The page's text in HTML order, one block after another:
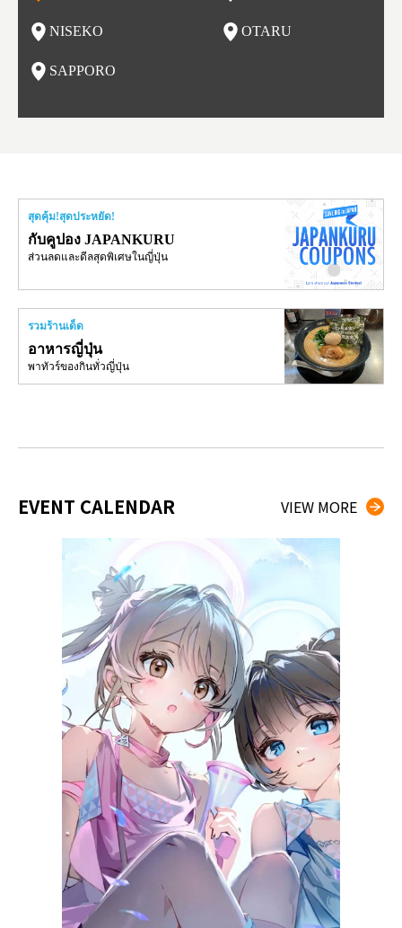
เล NISEKO OTARU
SAPPORO
สุดคุ้ม!สุดประหยัด!
กับคูปอง JAPANKURU
ส่วนลดและดีลสุดพิเศษในญี่ปุ่น
รวมร้านเด็ด
อาหารญี่ปุ่น
พาทัวร์ของกินทั่วญี่ปุ่น
EVENT CALENDAR VIEW MORE